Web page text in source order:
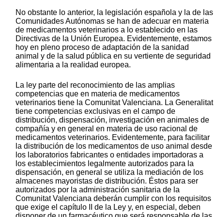
No obstante lo anterior, la legislación española y la de las
Comunidades Autónomas se han de adecuar en materia
de medicamentos veterinarios a lo establecido en las
Directivas de la Unión Europea. Evidentemente, estamos
hoy en pleno proceso de adaptación de la sanidad
animal y de la salud pública en su vertiente de seguridad
alimentaria a la realidad europea.
La ley parte del reconocimiento de las amplias
competencias que en materia de medicamentos
veterinarios tiene la Comunitat Valenciana. La Generalitat
tiene competencias exclusivas en el campo de
distribución, dispensación, investigación en animales de
compañía y en general en materia de uso racional de
medicamentos veterinarios. Evidentemente, para facilitar
la distribución de los medicamentos de uso animal desde
los laboratorios fabricantes o entidades importadoras a
los establecimientos legalmente autorizados para la
dispensación, en general se utiliza la mediación de los
almacenes mayoristas de distribución. Éstos para ser
autorizados por la administración sanitaria de la
Comunitat Valenciana deberán cumplir con los requisitos
que exige el capítulo II de la Ley y, en especial, deben